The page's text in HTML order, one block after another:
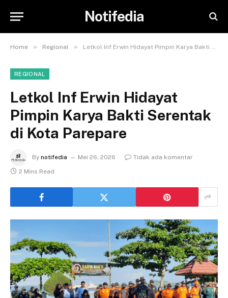
Notifedia
Home » Regional » Letkol Inf Erwin Hidayat Pimpin Karya Bakti Serentak di Kota Parepare
REGIONAL
Letkol Inf Erwin Hidayat
Pimpin Karya Bakti Serentak
di Kota Parepare
By notifedia Mei 26, 2026
Tidak ada komentar
2 Mins Read